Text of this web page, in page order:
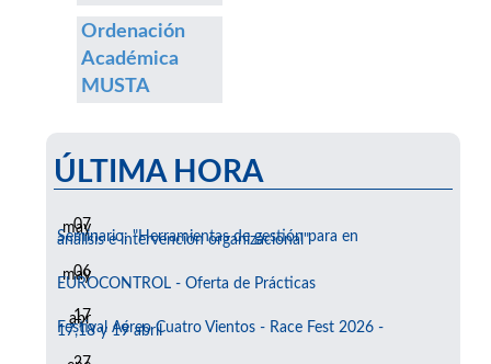
Ordenación
Académica
MUSTA
ÚLTIMA HORA
07
may
Seminario: "Herramientas de gestión para en
análisis e intervención organizacional"
06
may
EUROCONTROL - Oferta de Prácticas
17
abr
Festival Aéreo Cuatro Vientos - Race Fest 2026 -
17,18 y 19 abril